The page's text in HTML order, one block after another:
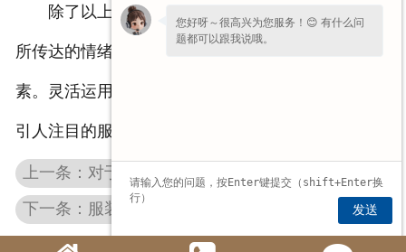
除了以上原则，具体的色彩搭配还需要考虑设计
所传达的情绪、品牌风格和目标消费群体的喜好等因
素。灵活运用色彩搭配可以帮助设计师创造出独特而
引人注目的服装设计。
上一条：对于服装设计，要了解的信息有哪些？
下一条：服装设计过程中的设计要求是什么？
您好呀～很高兴为您服务！😊 有什么问
题都可以跟我说哦。
发送